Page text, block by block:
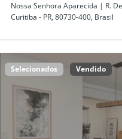
Nossa Senhora Aparecida | R.
Curitiba - PR, 80730-400, Brasil
Selecionados Vendido